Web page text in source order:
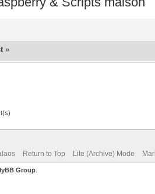
»
Return to Top Lite (Archive) Mode
Group